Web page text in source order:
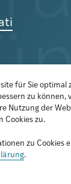
und
für Sie optimal
zu können,
Nutzung der
Cookies zu.
zu Cookies
.